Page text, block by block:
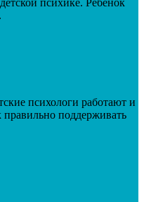
психологи работают и
поддерживать